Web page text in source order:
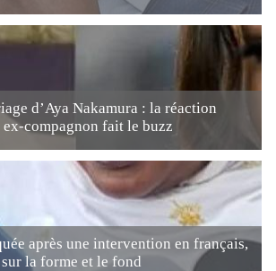
d’Aya Nakamura : la réaction
compagnon fait le buzz
après une intervention en français,
la forme et le fond